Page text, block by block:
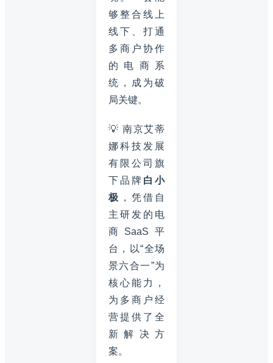
够整合线上
线下、打通
多商户协作
的电商系
统，成为破
局关键。
💡 南京艾蒂
娜科技发展
有限公司旗
下品牌 白小
极 ，凭借自
主研发的电
商SaaS平
台，以“全场
景六合一”为
核心能力，
为多商户经
营提供了全
新解决方
案。